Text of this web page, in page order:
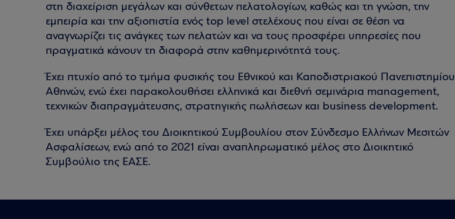
στη διαχείριση μεγάλων και σύνθετων πελατολογίων, καθώς και τη γνώση, την
εμπειρία και την αξιοπιστία ενός top level στελέχους που είναι σε θέση να
αναγνωρίζει τις ανάγκες των πελατών και να τους προσφέρει υπηρεσίες που
πραγματικά κάνουν τη διαφορά στην καθημερινότητά τους.
Έχει πτυχίο από το τμήμα φυσικής του Εθνικού και Καποδιστριακού Πανεπιστημίου
Αθηνών, ενώ έχει παρακολουθήσει ελληνικά και διεθνή σεμινάρια management,
τεχνικών διαπραγμάτευσης, στρατηγικής πωλήσεων και business development.
Έχει υπάρξει μέλος του Διοικητικού Συμβουλίου στον Σύνδεσμο Ελλήνων Μεσιτών
Ασφαλίσεων, ενώ από το 2021 είναι αναπληρωματικό μέλος στο Διοικητικό
Συμβούλιο της ΕΑΣΕ.